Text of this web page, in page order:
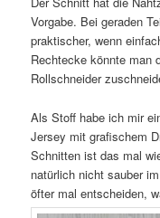
Vorgabe. Bei geraden
praktischer, wenn
Rechtecke könnte man
Rollschneider
Als Stoff habe ich mir
Jersey mit grafischem
Schnitten ist das mal
natürlich nicht sauber
öfter mal entscheiden,